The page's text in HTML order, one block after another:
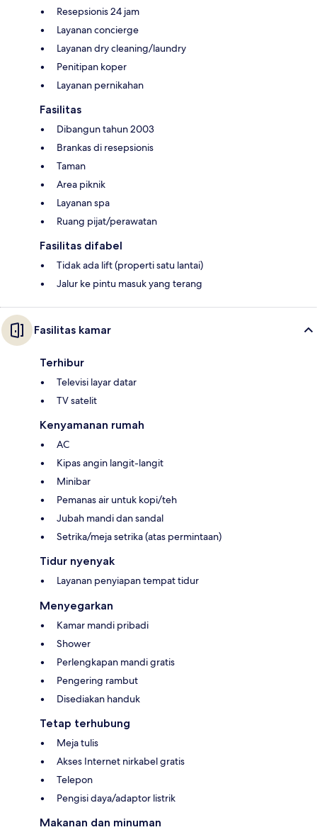
Resepsionis 24 jam
Layanan concierge
Layanan dry cleaning/laundry
Penitipan koper
Layanan pernikahan
Fasilitas
Dibangun tahun 2003
Brankas di resepsionis
Taman
Area piknik
Layanan spa
Ruang pijat/perawatan
Fasilitas difabel
Tidak ada lift (properti satu lantai)
Jalur ke pintu masuk yang terang
Fasilitas kamar
Terhibur
Televisi layar datar
TV satelit
Kenyamanan rumah
AC
Kipas angin langit-langit
Minibar
Pemanas air untuk kopi/teh
Jubah mandi dan sandal
Setrika/meja setrika (atas permintaan)
Tidur nyenyak
Layanan penyiapan tempat tidur
Menyegarkan
Kamar mandi pribadi
Shower
Perlengkapan mandi gratis
Pengering rambut
Disediakan handuk
Tetap terhubung
Meja tulis
Akses Internet nirkabel gratis
Telepon
Pengisi daya/adaptor listrik
Makanan dan minuman